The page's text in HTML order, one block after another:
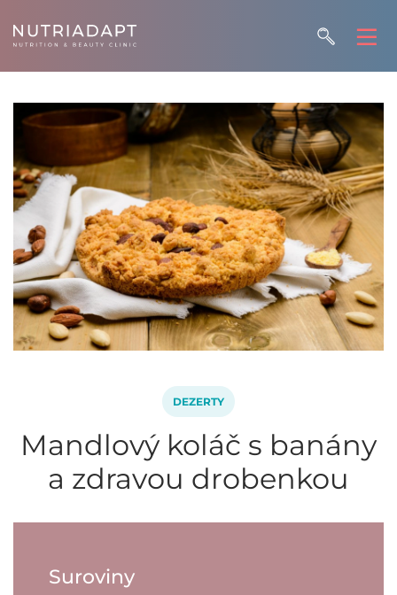
DEZERTY
Mandlový koláč s banány
a zdravou drobenkou
Suroviny